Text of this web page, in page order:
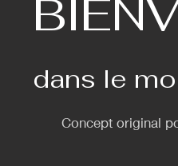
dans le
Concept original